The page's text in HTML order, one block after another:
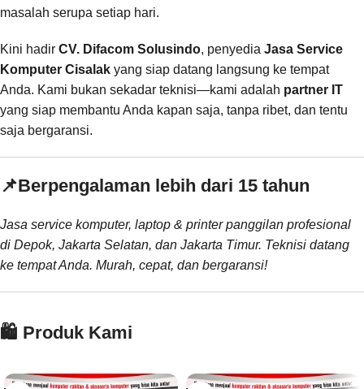
masalah serupa setiap hari.
Kini hadir CV. Difacom Solusindo, penyedia Jasa Service
Komputer Cisalak yang siap datang langsung ke tempat
Anda. Kami bukan sekadar teknisi—kami adalah partner IT
yang siap membantu Anda kapan saja, tanpa ribet, dan tentu
saja bergaransi.
📌Berpengalaman lebih dari 15 tahun
Jasa service komputer, laptop & printer panggilan profesional
di Depok, Jakarta Selatan, dan Jakarta Timur. Teknisi datang
ke tempat Anda. Murah, cepat, dan bergaransi!
🛍️ Produk Kami